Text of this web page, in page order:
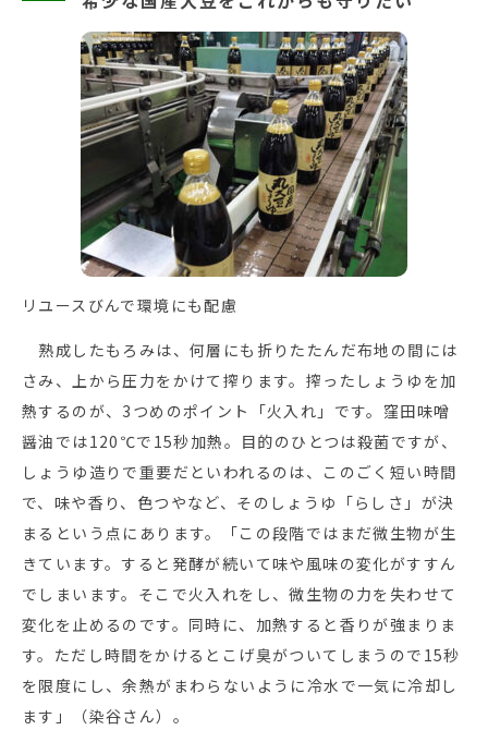
リユースびんで環境にも配慮
熟成したもろみは、何層にも折りたたんだ布地の間には
さみ、上から圧力をかけて搾ります。搾ったしょうゆを加
熱するのが、3つめのポイント「火入れ」です。窪田味噌
醤油では120℃で15秒加熱。目的のひとつは殺菌ですが、
しょうゆ造りで重要だといわれるのは、このごく短い時間
で、味や香り、色つやなど、そのしょうゆ「らしさ」が決
まるという点にあります。「この段階ではまだ微生物が生
きています。すると発酵が続いて味や風味の変化がすすん
でしまいます。そこで火入れをし、微生物の力を失わせて
変化を止めるのです。同時に、加熱すると香りが強まりま
す。ただし時間をかけるとこげ臭がついてしまうので15秒
を限度にし、余熱がまわらないように冷水で一気に冷却し
ます」（染谷さん）。